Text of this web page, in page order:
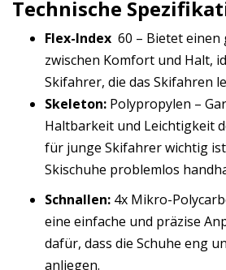
Technische
Flex-Index 60 – Bietet
zwischen Komfort und Halt,
Skifahrer, die das Skifahren
Skeleton: Polypropylen –
Haltbarkeit und Leichtigkeit
für junge Skifahrer wichtig
Skischuhe problemlos
Schnallen: 4x Mikro-
eine einfache und präzise
dafür, dass die Schuhe eng
anliegen.